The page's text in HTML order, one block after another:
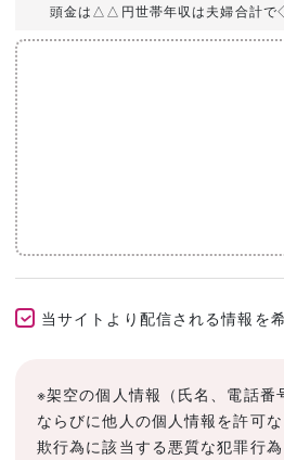
頭金は△△円世帯年収は夫婦合計で
当サイトより配信される情報を
※架空の個人情報（氏名、電話番
ならびに他人の個人情報を許可
欺行為に該当する悪質な犯罪行